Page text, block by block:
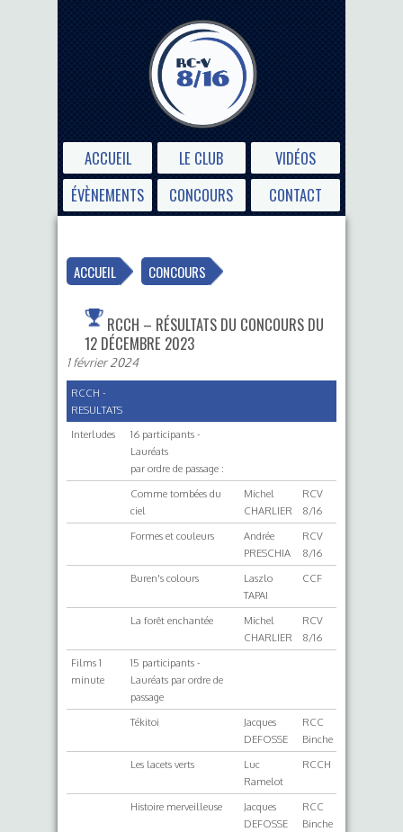
ACCUEIL LE CLUB
VIDÉOS
ÉVÈNEMENTS
CONCOURS CONTACT
ACCUEIL CONCOURS
RCCH – RÉSULTATS DU CONCOURS DU
12 DÉCEMBRE 2023
1 février 2024
RCCH -
RESULTATS
Interludes
16 participants -
Lauréats
par ordre de passage :
Comme tombées du
ciel
Michel
CHARLIER
RCV
8/16
Formes et couleurs
Andrée
PRESCHIA
RCV
8/16
Buren's colours
Laszlo
TAPAI
CCF
La forêt enchantée
Michel
CHARLIER
RCV
8/16
Films 1
minute
15 participants -
Lauréats par ordre de
passage
Tékitoi
Jacques
DEFOSSE
RCC
Binche
Les lacets verts
Luc
Ramelot
RCCH
Histoire merveilleuse
Jacques
DEFOSSE
RCC
Binche